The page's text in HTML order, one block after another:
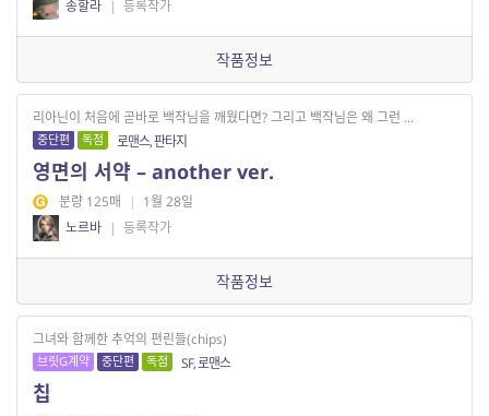
송할라 | 등록작가
작품정보
리아닌이 처음에 곧바로 백작님을 깨웠다면? 그리고 백작님은 왜 그런 ...
중단편 독점 로맨스, 판타지
영면의 서약 – another ver.
분량 125매 | 1월 28일
노르바 | 등록작가
작품정보
그녀와 함께한 추억의 편린들(chips)
브릿G계약 중단편 독점 SF, 로맨스
칩